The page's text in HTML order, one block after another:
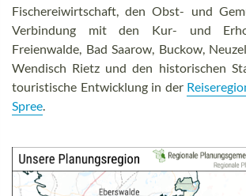
Fischereiwirtschaft, den Obst- und
Verbindung mit den Kur- und
Freienwalde, Bad Saarow, Buckow,
Wendisch Rietz und den historischen
touristische Entwicklung in der
Spree.